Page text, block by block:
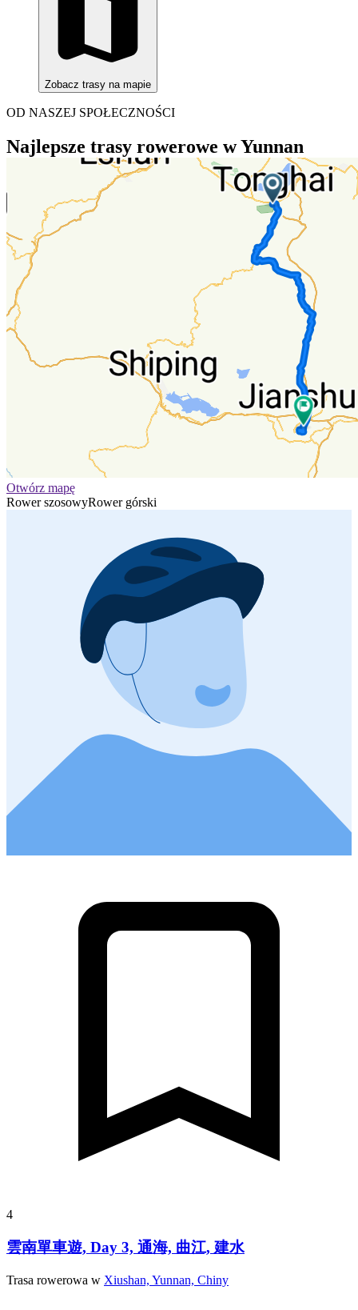
Zobacz trasy na mapie
OD NASZEJ SPOŁECZNOŚCI
Najlepsze trasy rowerowe w Yunnan
Otwórz mapę
Rower szosowyRower górski
4
雲南單車遊, Day 3, 通海, 曲江, 建水
Trasa rowerowa w Xiushan, Yunnan, Chiny